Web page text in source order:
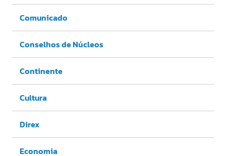
Comunicado
Conselhos de Núcleos
Continente
Cultura
Direx
Economia